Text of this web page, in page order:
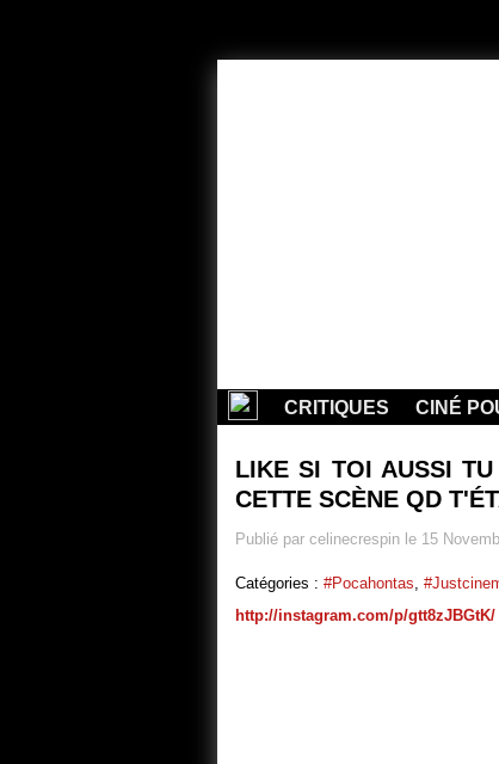
CRITIQUES CINÉ
LIKE SI TOI AUSSI
CETTE SCÈNE QD
Publié par celinecrespin le 15
Catégories : #pocahontas
http://instagram.com/p/gtt8zJBGtK/